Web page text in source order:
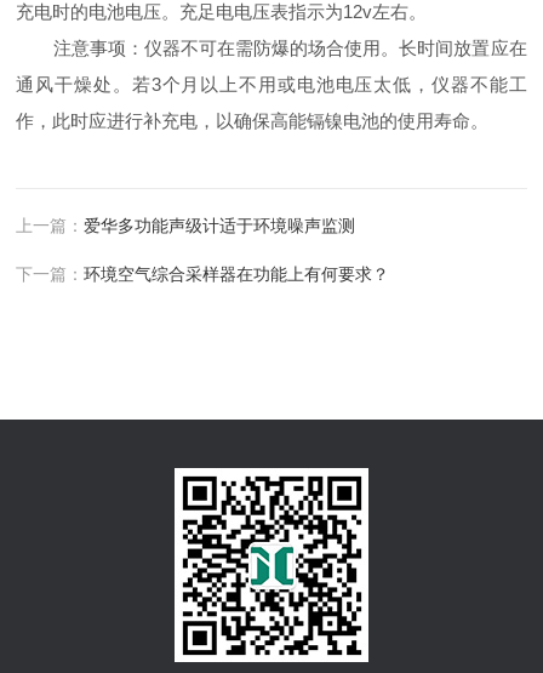
充电时的电池电压。充足电电压表指示为12v左右。
注意事项：仪器不可在需防爆的场合使用。长时间放置应在
通风干燥处。若3个月以上不用或电池电压太低，仪器不能工
作，此时应进行补充电，以确保高能镉镍电池的使用寿命。
上一篇： 爱华多功能声级计适于环境噪声监测
下一篇：环境空气综合采样器在功能上有何要求？